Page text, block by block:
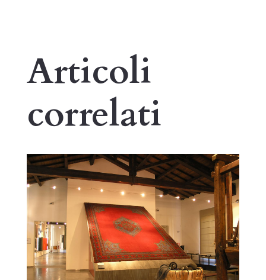
Articoli
correlati